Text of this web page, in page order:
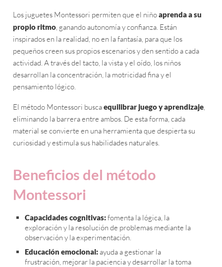
Los juguetes Montessori permiten que el niñoaprenda a su
propio ritmo, ganando autonomía y confianza. Están
inspirados en la realidad, no en la fantasía, para que los
pequeños creen sus propios escenarios y den sentido a cada
actividad. A través del tacto, la vista y el oído, los niños
desarrollan la concentración, la motricidad fina y el
pensamiento lógico.
El método Montessori buscaequilibrar juego y aprendizaje,
eliminando la barrera entre ambos. De esta forma, cada
material se convierte en una herramienta que despierta su
curiosidad y estimula sus habilidades naturales.
Beneficios del método
Montessori
Capacidades cognitivas:fomenta la lógica, la
exploración y la resolución de problemas mediante la
observación y la experimentación.
Educación emocional:ayuda a gestionar la
frustración, mejorar la paciencia y desarrollar la toma